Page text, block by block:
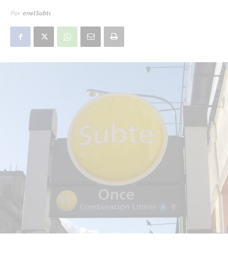
Por enelSubte